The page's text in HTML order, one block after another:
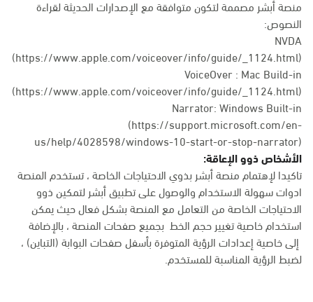
منصة أبشر مصممة لتكون متوافقة مع الإصدارات الحديثة لقراءة
النصوص:
NVDA
(https://www.apple.com/voiceover/info/guide/_1124.html)
VoiceOver : Mac Build-in
(https://www.apple.com/voiceover/info/guide/_1124.html)
Narrator: Windows Built-in
(https://support.microsoft.com/en-
us/help/4028598/windows-10-start-or-stop-narrator)
الأشخاص ذوو الإعاقة:
تاكيدا لإهتمام منصة أبشر بذوي الاحتياجات الخاصة ، تستخدم المنصة
ادوات سهولة الاستخدام والوصول على تطبيق أبشر لتمكين ذوو
الاحتياجات الخاصة من التعامل مع المنصة بشكل فعال حيث يمكن
استخدام خاصية تغيير حجم الخط بجميع صفحات المنصة ، بالإضافة
إلى خاصية إعدادات الرؤية المتوفرة بأسفل صفحات البوابة (التباين) ،
لضبط الرؤية المناسبة للمستخدم.